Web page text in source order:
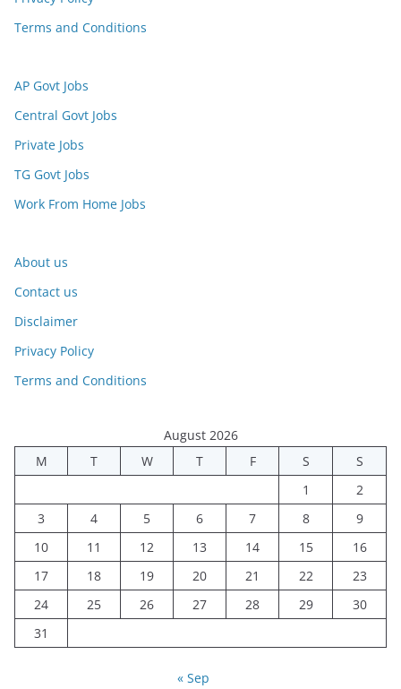
Terms and Conditions
AP Govt Jobs
Central Govt Jobs
Private Jobs
TG Govt Jobs
Work From Home Jobs
About us
Contact us
Disclaimer
Privacy Policy
Terms and Conditions
August 2026
M
T W T F S
S
1
2
3
4 5 6 7 8
9
10
11 12 13 14 15
16
17
18 19 20 21 22
23
24
25 26 27 28 29
30
31
« Sep